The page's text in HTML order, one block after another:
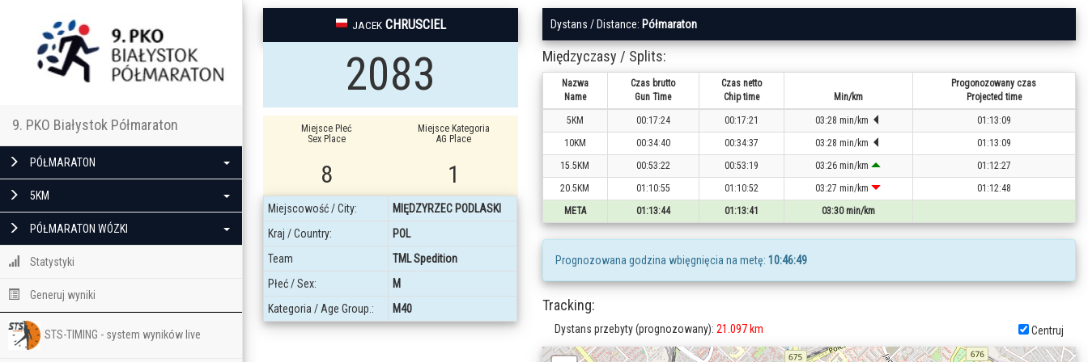
9. PKO Białystok Półmaraton
PÓŁMARATON
5KM
PÓŁMARATON WÓZKI
Statystyki
Generuj wyniki
STS-TIMING - system wyników live
JACEK CHRUSCIEL
2083
Miejsce Płeć
Sex Place
8
Miejsce Kategoria
AG Place
1
Miejscowość / City:
MIĘDZYRZEC PODLASKI
Kraj / Country:
POL
Team
TML Spedition
Płeć / Sex:
M
Kategoria / Age Group.:
M40
Dystans / Distance: Półmaraton
Międzyczasy / Splits:
Nazwa
Name
Czas brutto
Gun Time
Czas netto
Chip time
Min/km
Progonozowany czas
Projected time
5KM 00:17:24 00:17:21 03:28 min/km
01:13:09
10KM
00:34:40 00:34:37 03:28 min/km
01:13:09
15.5KM
00:53:22 00:53:19 03:26 min/km
01:12:27
20.5KM
01:10:55 01:10:52 03:27 min/km
01:12:48
META
01:13:44 01:13:41 03:30 min/km
Prognozowana godzina wbięgnięcia na metę: 10:46:49
Tracking:
Dystans przebyty (prognozowany): 21.097 km Centruj